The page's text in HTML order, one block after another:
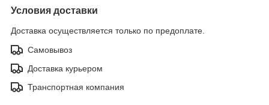
Условия доставки
Доставка осуществляется только по предоплате.
Самовывоз
Доставка курьером
Транспортная компания